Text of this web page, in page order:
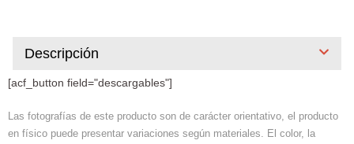
Descripción
[acf_button field="descargables"]
Las fotografías de este producto son de carácter orientativo, el producto
en físico puede presentar variaciones según materiales. El color, la